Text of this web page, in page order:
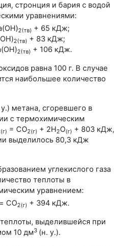
стронция и бария с водой
уравнениями:
2(тв) + 65 кДж;
2(тв) + 83 кДж;
2(тв) + 106 кДж.
равна 100 г. В случае
наибольшее количество
) метана, сгоревшего в
с термохимическим
= СО2(г) + 2Н2О(г) + 803 кДж,
выделилось 80,3 кДж
углекислого газа
теплоты в
уравнением:
= СО2(г) + 394 кДж.
выделившейся при
10 дм3 (н. у.).